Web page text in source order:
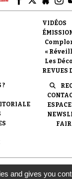
Faire un don
Demander à
VIDÉOS
«
Les
REVUES
?
Watch | Une
(association
and gives you